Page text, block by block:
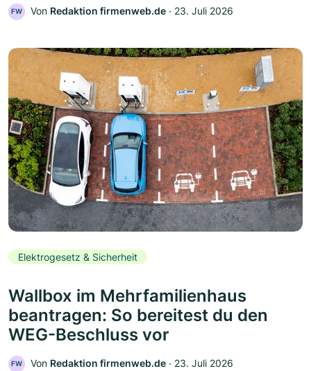
FW Von Redaktion firmenweb.de ‧ 23. Juli 2026
Elektrogesetz & Sicherheit
Wallbox im Mehrfamilienhaus
beantragen: So bereitest du den
WEG-Beschluss vor
FW Von Redaktion firmenweb.de ‧ 23. Juli 2026